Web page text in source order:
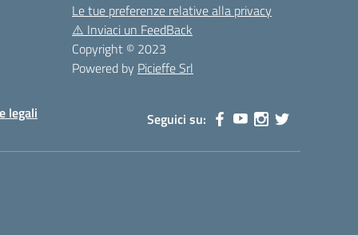
Le tue preferenze relative alla privacy
⚠️ Inviaci un FeedBack
Copyright © 2023
Powered by Picieffe Srl
legali Seguici su: